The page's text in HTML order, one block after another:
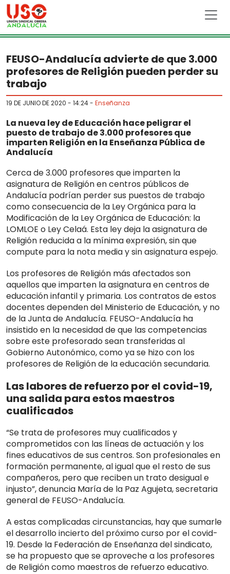
Skip to main content
FEUSO-Andalucía advierte de que 3.000
profesores de Religión pueden perder su
trabajo
19 DE JUNIO DE 2020 - 14:24- Enseñanza
La nueva ley de Educación hace peligrar el
puesto de trabajo de 3.000 profesores que
imparten Religión en la Enseñanza Pública de
Andalucía
Cerca de 3.000 profesores que imparten la
asignatura de Religión en centros públicos de
Andalucía podrían perder sus puestos de trabajo
como consecuencia de la Ley Orgánica para la
Modificación de la Ley Orgánica de Educación: la
LOMLOE o Ley Celaá. Esta ley deja la asignatura de
Religión reducida a la mínima expresión, sin que
compute para la nota media y sin asignatura espejo.
Los profesores de Religión más afectados son
aquellos que imparten la asignatura en centros de
educación infantil y primaria. Los contratos de estos
docentes dependen del Ministerio de Educación, y no
de la Junta de Andalucía. FEUSO-Andalucía ha
insistido en la necesidad de que las competencias
sobre este profesorado sean transferidas al
Gobierno Autonómico, como ya se hizo con los
profesores de Religión de la educación secundaria.
Las labores de refuerzo por el covid-19,
una salida para estos maestros
cualificados
“Se trata de profesores muy cualificados y
comprometidos con las líneas de actuación y los
fines educativos de sus centros. Son profesionales en
formación permanente, al igual que el resto de sus
compañeros, pero que reciben un trato desigual e
injusto”, denuncia María de la Paz Agujeta, secretaria
general de FEUSO-Andalucía.
A estas complicadas circunstancias, hay que sumarle
el desarrollo incierto del próximo curso por el covid-
19. Desde la Federación de Enseñanza del sindicato,
se ha propuesto que se aproveche a los profesores
de Religión como maestros de refuerzo educativo.